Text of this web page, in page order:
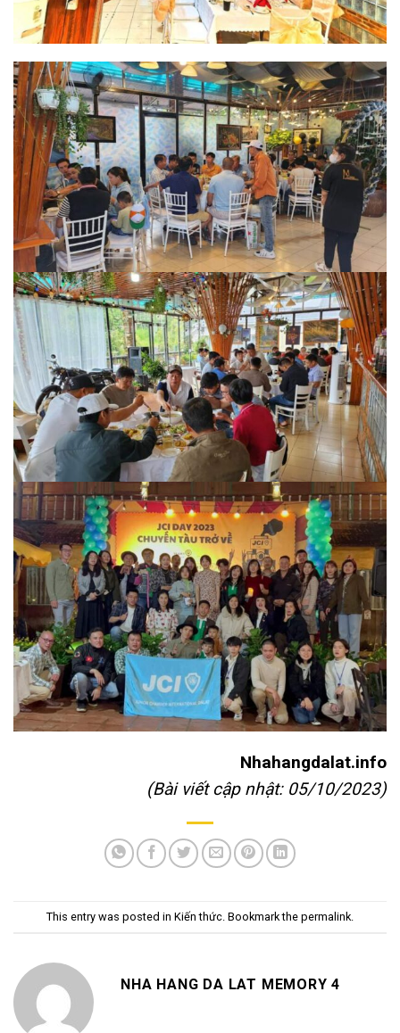
Nhahangdalat.info
(Bài viết cập nhật: 05/10/2023)
This entry was posted in Kiến thức . Bookmark the permalink
NHA HANG DA LAT MEMORY 4